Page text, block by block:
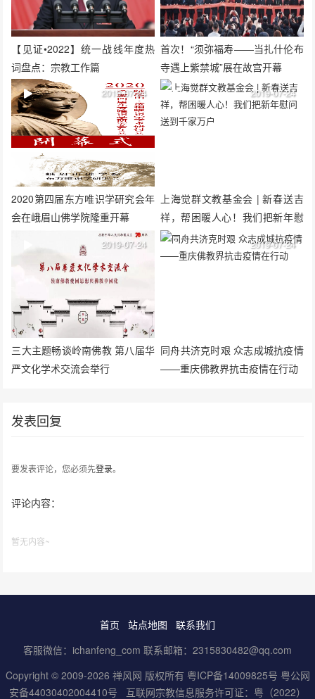
【见证•2022】统一战线年度热
词盘点：宗教工作篇
首次！“须弥福寿——当扎什伦布
寺遇上紫禁城”展在故宫开幕
2020第四届东方唯识学研究会年
会在峨眉山佛学院隆重开幕
2019-07-24
上海觉群文教基金会 | 新春送吉
祥，帮困暖人心！我们把新年慰
问送到千家万户
2019-07-24
三大主题畅谈岭南佛教 第八届华
严文化学术交流会举行
2019-07-24
同舟共济克时艰 众志成城抗疫情
——重庆佛教界抗击疫情在行动
2019-07-24
发表回复
要发表评论，您必须先登录。
评论内容：
暂无内容~
首页 站点地图
联系我们
客服微信：ichanfeng_com 联系邮箱：2315830482@qq.com
Copyright © 2009-2026 禅风网 版权所有 粤ICP备14009825号 粤公网
安备44030402004410号
互联网宗教信息服务许可证：粤（2022）